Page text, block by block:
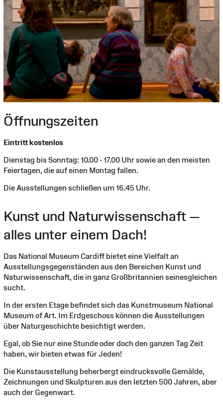
Öffnungszeiten
Eintritt kostenlos
Dienstag bis Sonntag: 10.00 - 17.00 Uhr sowie an den meisten
Feiertagen, die auf einen Montag fallen.
Die Ausstellungen schließen um 16.45 Uhr.
Kunst und Naturwissenschaft —
alles unter einem Dach!
Das National Museum Cardiff bietet eine Vielfalt an
Ausstellungsgegenständen aus den Bereichen Kunst und
Naturwissenschaft, die in ganz Großbritannien seinesgleichen
sucht.
In der ersten Etage befindet sich das Kunstmuseum National
Museum of Art. Im Erdgeschoss können die Ausstellungen
über Naturgeschichte besichtigt werden.
Egal, ob Sie nur eine Stunde oder doch den ganzen Tag Zeit
haben, wir bieten etwas für Jeden!
Die Kunstausstellung beherbergt eindrucksvolle Gemälde,
Zeichnungen und Skulpturen aus den letzten 500 Jahren, aber
auch der Gegenwart.